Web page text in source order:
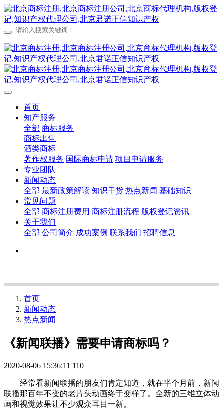
首页
知产服务
全部 商标服务
商标出售
酒类商标
著作权服务 国际商标申请 项目申请服务
专业团队
新闻动态
全部 最新政策解读 知识干货 热点新闻 基础知识
常见问题
全部 商标注册费用 商标注册流程 版权登记资讯
关于我们
全部 公司简介 成功案例 联系我们 招聘信息
首页
新闻动态
热点新闻
《新闻联播》需要申请商标吗？
2020-08-06 15:36:11 110
经常看新闻联播的朋友们肯定知道，就在半个月前，新闻
联播那百年不变的老片头动画终于变样了。全新的三维立体动
画和视觉效果让不少观众耳目一新。